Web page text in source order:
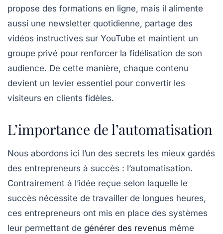
propose des formations en ligne, mais il alimente
aussi une newsletter quotidienne, partage des
vidéos instructives sur YouTube et maintient un
groupe privé pour renforcer la fidélisation de son
audience. De cette manière, chaque contenu
devient un levier essentiel pour convertir les
visiteurs en clients fidèles.
L’importance de l’automatisation
Nous abordons ici l’un des secrets les mieux gardés
des entrepreneurs à succès : l’automatisation.
Contrairement à l’idée reçue selon laquelle le
succès nécessite de travailler de longues heures,
ces entrepreneurs ont mis en place des systèmes
leur permettant de générer des revenus même